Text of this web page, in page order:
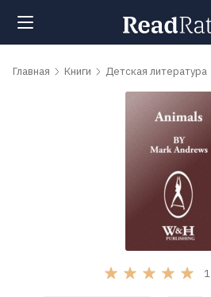
Поиск
Главная Книги Детская литература
1